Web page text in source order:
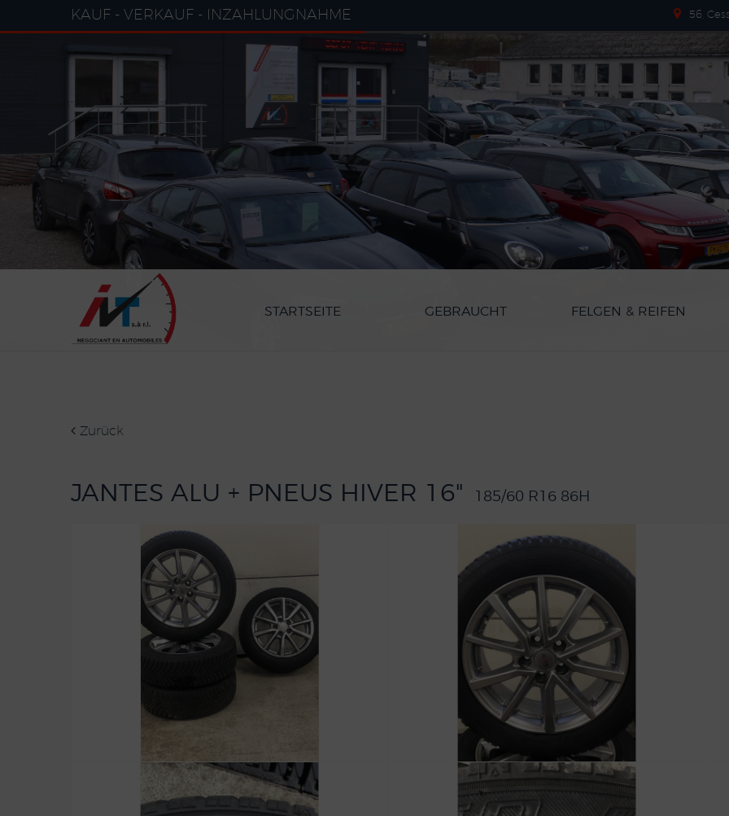
KAUF - VERKAUF - INZAHLUNGNAHME 56,
STARTSEITE GEBRAUCHT FELGEN & REIFEN
Zurück
JANTES ALU + PNEUS HIVER 16" 185/60 R16 86H
Cookie-Einstellungen